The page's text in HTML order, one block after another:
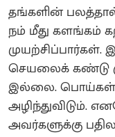
தங்களின்
நம் மீது களங்கம்
செயலைக் கண்டு
இல்லை. பொய்கள்
அழிந்துவிடும்.
அவர்களுக்கு